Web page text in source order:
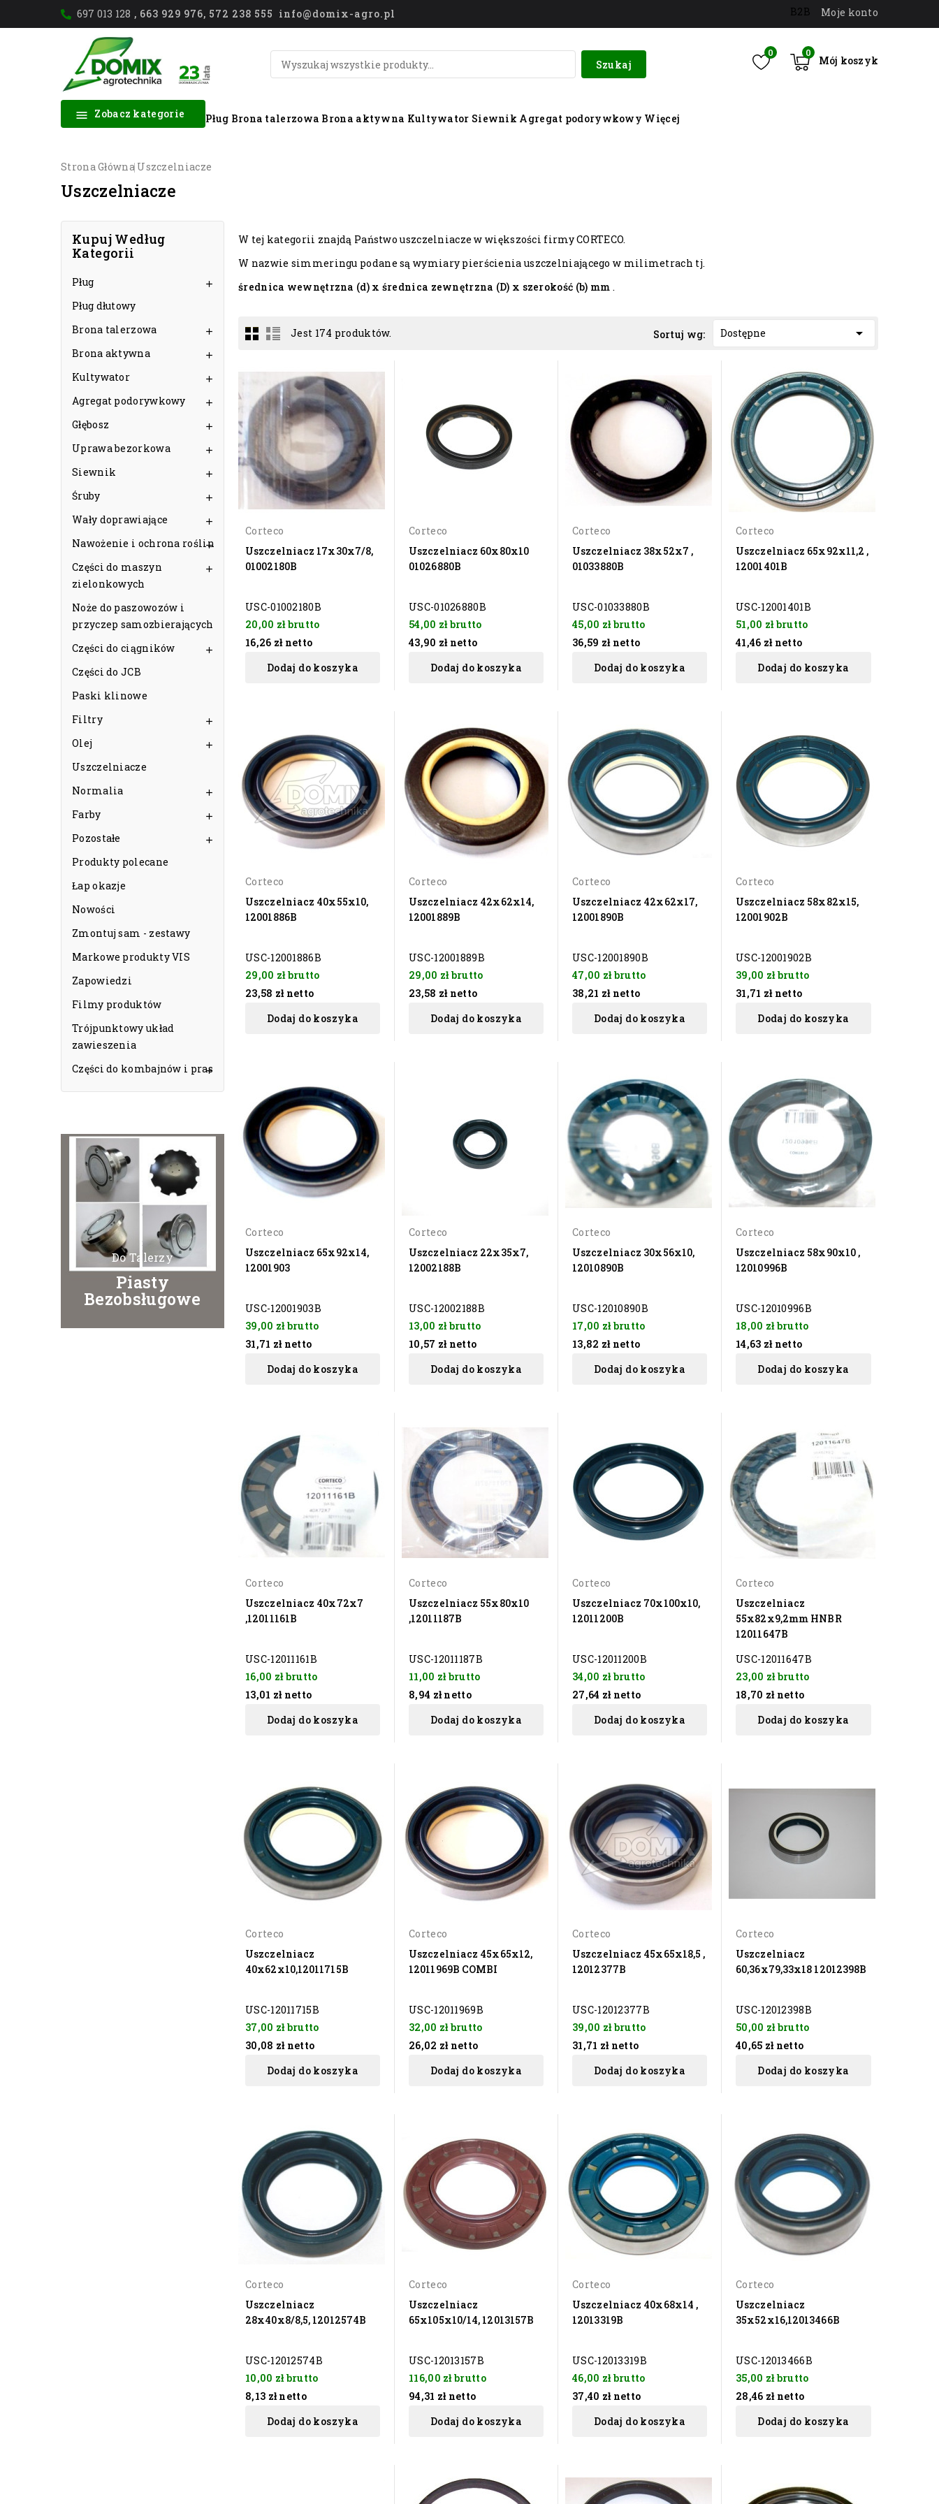
697 013 128 , 663 929 976, 572 238 555 info@domix-agro.pl B2B Moje konto
0
Mój koszyk
0
Szukaj
 Zobacz kategorie Pług Brona talerzowa Brona aktywna Kultywator Siewnik Agregat podorywkowy Więcej
Strona Główna Uszczelniacze
Uszczelniacze
Kupuj Według
Kategorii
Pług 
Pług dłutowy
Brona talerzowa

Brona aktywna 
Kultywator 
Agregat podorywkowy 
Głębosz 
Uprawa bezorkowa 
Siewnik 
Śruby 
Wały doprawiające 
Nawożenie i ochrona roślin

Części do maszyn
zielonkowych

Noże do paszowozów i
przyczep samozbierających
Części do ciągników

Części do JCB
Paski klinowe
Filtry

Olej 
Uszczelniacze
Normalia

Farby 
Pozostałe 
Produkty polecane
Łap okazje
Nowości
Zmontuj sam - zestawy
Markowe produkty VIS
Zapowiedzi
Filmy produktów
Trójpunktowy układ
zawieszenia
Części do kombajnów i pras

Do Talerzy
Piasty
Bezobsługowe
W tej kategorii znajdą Państwo uszczelniacze w większości firmy CORTECO.
W nazwie simmeringu podane są wymiary pierścienia uszczelniającego w milimetrach tj.
średnica wewnętrzna (d) x średnica zewnętrzna (D) x szerokość (b) mm .
Jest 174 produktów. Sortuj wg: Dostępne 
Corteco
Uszczelniacz 17x30x7/8,
01002180B
USC-01002180B
20,00 złbrutto
16,26 zł netto
Dodaj do koszyka
Corteco
Uszczelniacz 60x80x10
01026880B
USC-01026880B
54,00 złbrutto
43,90 zł netto
Dodaj do koszyka
Corteco
Uszczelniacz 38x52x7 ,
01033880B
USC-01033880B
45,00 złbrutto
36,59 zł netto
Dodaj do koszyka
Corteco
Uszczelniacz 65x92x11,2 ,
12001401B
USC-12001401B
51,00 złbrutto
41,46 zł netto
Dodaj do koszyka
Corteco
Uszczelniacz 40x55x10,
12001886B
USC-12001886B
29,00 złbrutto
23,58 zł netto
Dodaj do koszyka
Corteco
Uszczelniacz 42x62x14,
12001889B
USC-12001889B
29,00 złbrutto
23,58 zł netto
Dodaj do koszyka
Corteco
Uszczelniacz 42x62x17,
12001890B
USC-12001890B
47,00 złbrutto
38,21 zł netto
Dodaj do koszyka
Corteco
Uszczelniacz 58x82x15,
12001902B
USC-12001902B
39,00 złbrutto
31,71 zł netto
Dodaj do koszyka
Corteco
Uszczelniacz 65x92x14,
12001903
USC-12001903B
39,00 złbrutto
31,71 zł netto
Dodaj do koszyka
Corteco
Uszczelniacz 22x35x7,
12002188B
USC-12002188B
13,00 złbrutto
10,57 zł netto
Dodaj do koszyka
Corteco
Uszczelniacz 30x56x10,
12010890B
USC-12010890B
17,00 złbrutto
13,82 zł netto
Dodaj do koszyka
Corteco
Uszczelniacz 58x90x10 ,
12010996B
USC-12010996B
18,00 złbrutto
14,63 zł netto
Dodaj do koszyka
Corteco
Uszczelniacz 40x72x7
,12011161B
USC-12011161B
16,00 złbrutto
13,01 zł netto
Dodaj do koszyka
Corteco
Uszczelniacz 55x80x10
,12011187B
USC-12011187B
11,00 złbrutto
8,94 zł netto
Dodaj do koszyka
Corteco
Uszczelniacz 70x100x10,
12011200B
USC-12011200B
34,00 złbrutto
27,64 zł netto
Dodaj do koszyka
Corteco
Uszczelniacz
55x82x9,2mm HNBR
12011647B
USC-12011647B
23,00 złbrutto
18,70 zł netto
Dodaj do koszyka
Corteco
Uszczelniacz
40x62x10,12011715B
USC-12011715B
37,00 złbrutto
30,08 zł netto
Dodaj do koszyka
Corteco
Uszczelniacz 45x65x12,
12011969B COMBI
USC-12011969B
32,00 złbrutto
26,02 zł netto
Dodaj do koszyka
Corteco
Uszczelniacz 45x65x18,5 ,
12012377B
USC-12012377B
39,00 złbrutto
31,71 zł netto
Dodaj do koszyka
Corteco
Uszczelniacz
60,36x79,33x18 12012398B
USC-12012398B
50,00 złbrutto
40,65 zł netto
Dodaj do koszyka
Corteco
Uszczelniacz
28x40x8/8,5, 12012574B
USC-12012574B
10,00 złbrutto
8,13 zł netto
Dodaj do koszyka
Corteco
Uszczelniacz
65x105x10/14, 12013157B
USC-12013157B
116,00 złbrutto
94,31 zł netto
Dodaj do koszyka
Corteco
Uszczelniacz 40x68x14 ,
12013319B
USC-12013319B
46,00 złbrutto
37,40 zł netto
Dodaj do koszyka
Corteco
Uszczelniacz
35x52x16,12013466B
USC-12013466B
35,00 złbrutto
28,46 zł netto
Dodaj do koszyka